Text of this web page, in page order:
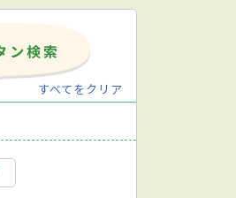
すべてをクリア